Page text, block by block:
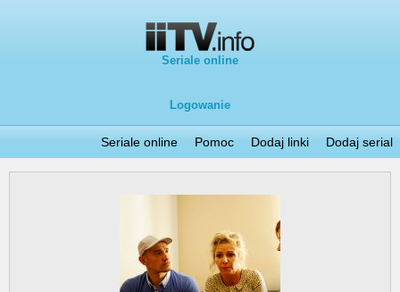
Seriale online
Logowanie
Seriale online Pomoc Dodaj linki Dodaj serial